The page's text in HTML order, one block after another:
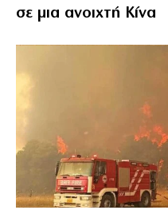
σε μια ανοιχτή Κίνα